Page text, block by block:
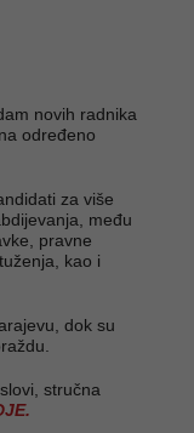
novih radnika
određeno
za više
među
pravne
kao i
dok su
stručna